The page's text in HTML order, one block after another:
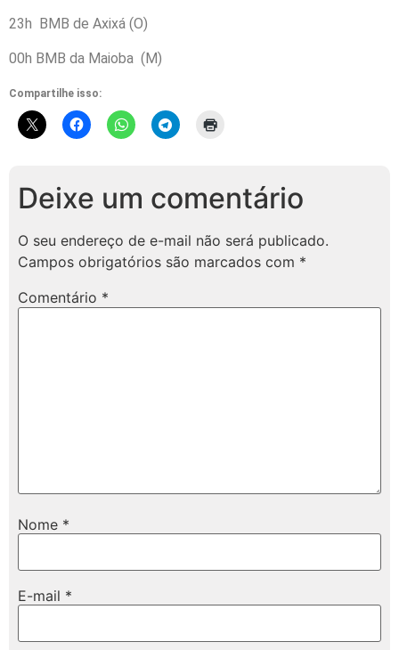
23h BMB de Axixá (O)
00h BMB da Maioba (M)
Compartilhe isso:
Deixe um comentário
O seu endereço de e-mail não será publicado.
Campos obrigatórios são marcados com *
Comentário *
Nome *
E-mail *